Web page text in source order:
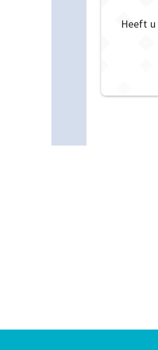
Heeft